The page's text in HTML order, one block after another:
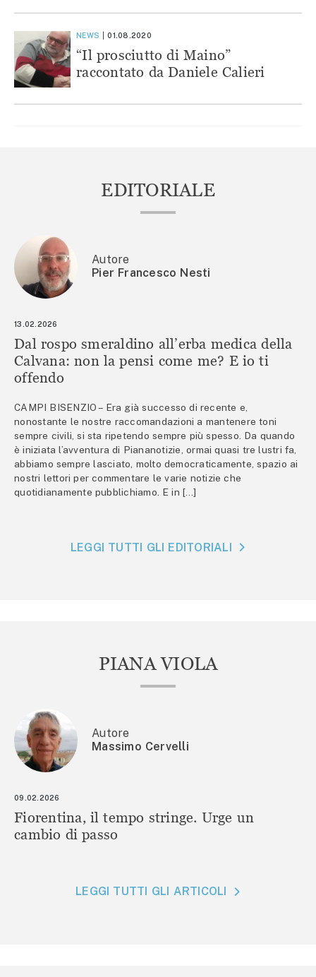
NEWS 01.08.2020
“Il prosciutto di Maino”
raccontato da Daniele Calieri
EDITORIALE
Autore
Pier Francesco Nesti
13.02.2026
Dal rospo smeraldino all’erba medica della
Calvana: non la pensi come me? E io ti
offendo
CAMPI BISENZIO – Era già successo di recente e,
nonostante le nostre raccomandazioni a mantenere toni
sempre civili, si sta ripetendo sempre più spesso. Da quando
è iniziata l’avventura di Piananotizie, ormai quasi tre lustri fa,
abbiamo sempre lasciato, molto democraticamente, spazio ai
nostri lettori per commentare le varie notizie che
quotidianamente pubblichiamo. E in […]
LEGGI TUTTI GLI EDITORIALI
PIANA VIOLA
Autore
Massimo Cervelli
09.02.2026
Fiorentina, il tempo stringe. Urge un
cambio di passo
LEGGI TUTTI GLI ARTICOLI